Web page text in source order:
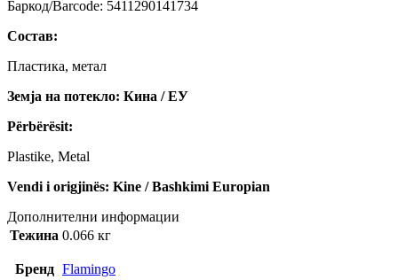
Баркод/Barcode: 5411290141734
Состав:
Пластика, метал
Земја на потекло: Кина / ЕУ
Përbërësit:
Plastike, Metal
Vendi i origjinës: Kine / Bashkimi Europian
Дополнителни информации
Тежина 0.066 кг
Бренд Flamingo